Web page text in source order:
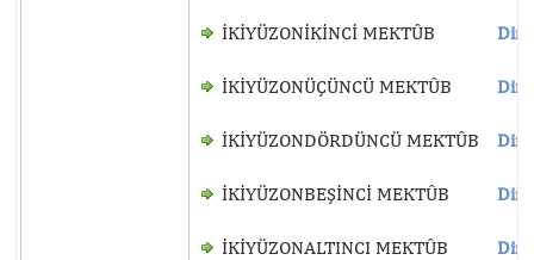
İKİYÜZONİKİNCİ MEKTÛB
İKİYÜZONÜÇÜNCÜ MEKTÛB
İKİYÜZONDÖRDÜNCÜ MEKTÛB
İKİYÜZONBEŞİNCİ MEKTÛB
İKİYÜZONALTINCI MEKTÛB